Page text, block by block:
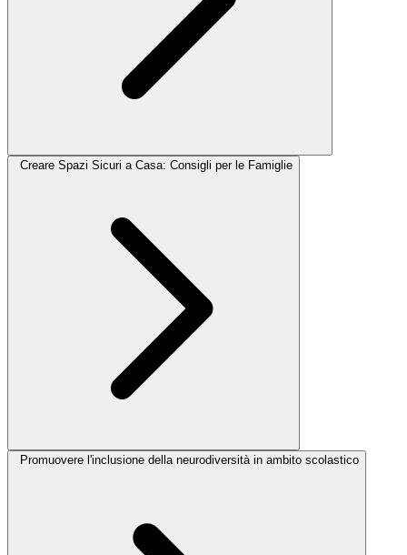
Creare Spazi Sicuri a Casa: Consigli per le Famiglie
Promuovere l'inclusione della neurodiversità in ambito scolastico